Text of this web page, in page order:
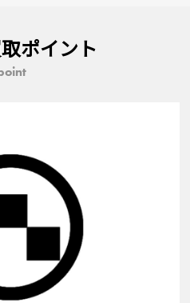
ポイント